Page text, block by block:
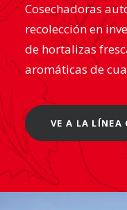
Cosechadoras
recolección en
de hortalizas
aromáticas de
VE A LA LÍNEA